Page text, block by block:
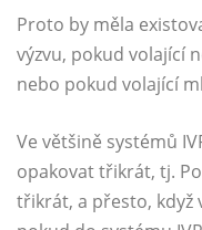
Proto by měla
výzvu, pokud volající
nebo pokud volající
Ve většině systémů
opakovat třikrát, tj.
třikrát, a přesto, když